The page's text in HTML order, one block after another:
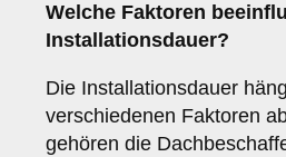
Welche Faktoren
Installationsdauer?
Die Installationsdauer
verschiedenen Faktoren
gehören die